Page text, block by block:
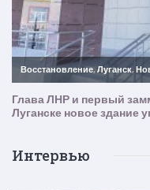
Интервью